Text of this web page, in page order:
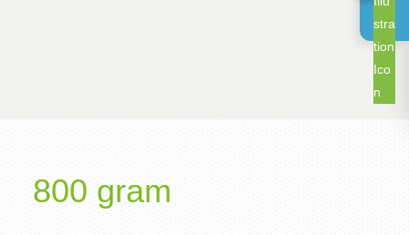
800 gram